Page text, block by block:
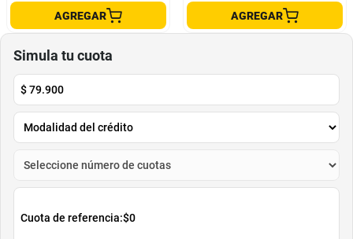
AGREGAR AGREGAR
Simula tu cuota
$79.900
Cuota de referencia:$0